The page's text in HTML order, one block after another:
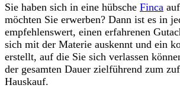
Sie haben sich in eine hübsche Finca
möchten Sie erwerben? Dann ist es in
empfehlenswert, einen erfahrenen
sich mit der Materie auskennt und ein
erstellt, auf die Sie sich verlassen
der gesamten Dauer zielführend zum
Hauskauf.